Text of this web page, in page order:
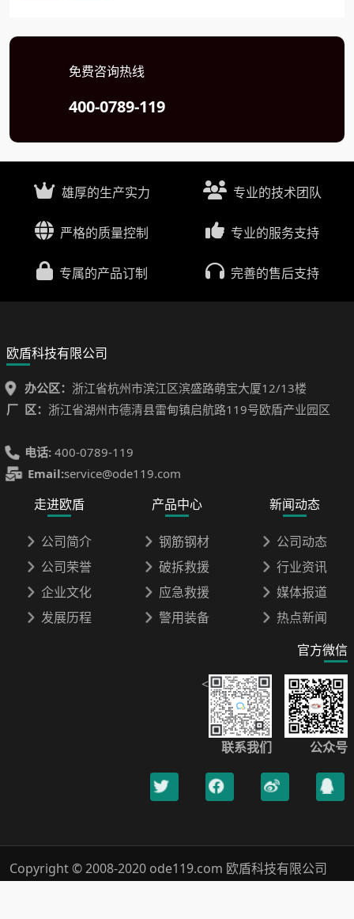
免费咨询热线
400-0789-119
雄厚的生产实力 专业的技术团队
严格的质量控制 专业的服务支持
专属的产品订制 完善的售后支持
欧盾科技有限公司
办公区： 浙江省杭州市滨江区滨盛路萌宝大厦12/13楼
厂 区： 浙江省湖州市德清县雷甸镇启航路119号欧盾产业园区
电话: 400-0789-119
Email:service@ode119.com
走进欧盾
公司简介
公司荣誉
企业文化
发展历程
产品中心
钢筋钢材
破拆救援
应急救援
警用装备
新闻动态
公司动态
行业资讯
媒体报道
热点新闻
官方微信
<
联系我们 公众号
Copyright © 2008-2020 ode119.com 欧盾科技有限公司